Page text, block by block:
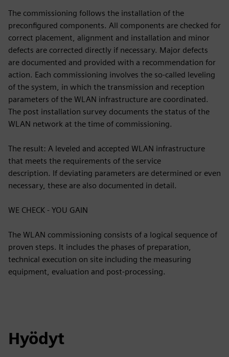
The commissioning follows the installation of the
preconfigured components. All components are checked for
correct placement, alignment and installation and minor
defects are corrected directly if necessary. Major defects
are documented and provided with a recommendation for
action. Each commissioning involves the so-called leveling
of the system, in which the transmission and reception
parameters of the WLAN infrastructure are coordinated.
The post installation survey documents the status of the
WLAN network at the time of commissioning.
The result: A leveled and accepted WLAN infrastructure
that meets the requirements of the service
description. If deviating parameters are determined or even
necessary, these are also documented in detail.
WE CHECK - YOU GAIN
The WLAN commissioning consists of a logical sequence of
proven steps. It includes the phases of preparation,
technical execution on site including the measuring
equipment, evaluation and post-processing.
Hyödyt